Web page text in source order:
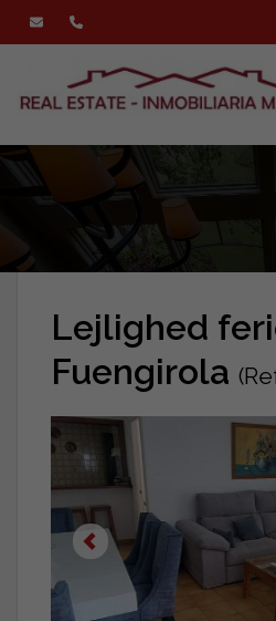
Lejlighed
Fuengirola